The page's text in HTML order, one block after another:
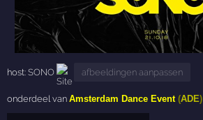
host:SONO afbeeldingen aanpassen
onderdeel vanAmsterdam Dance Event (ADE)